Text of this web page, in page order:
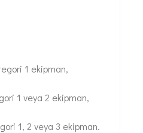
1 ekipman,
1 veya 2 ekipman,
1, 2 veya 3 ekipman.